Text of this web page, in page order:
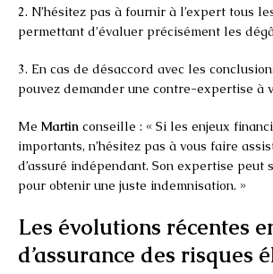
2. N’hésitez pas à fournir à l’expert tous
permettant d’évaluer précisément les
3. En cas de désaccord avec les
pouvez demander une contre-expertise à
Me Martin conseille : « Si les enjeux
importants, n’hésitez pas à vous faire
d’assuré indépendant. Son expertise peut
pour obtenir une juste indemnisation. »
Les évolutions récentes
d’assurance des risques